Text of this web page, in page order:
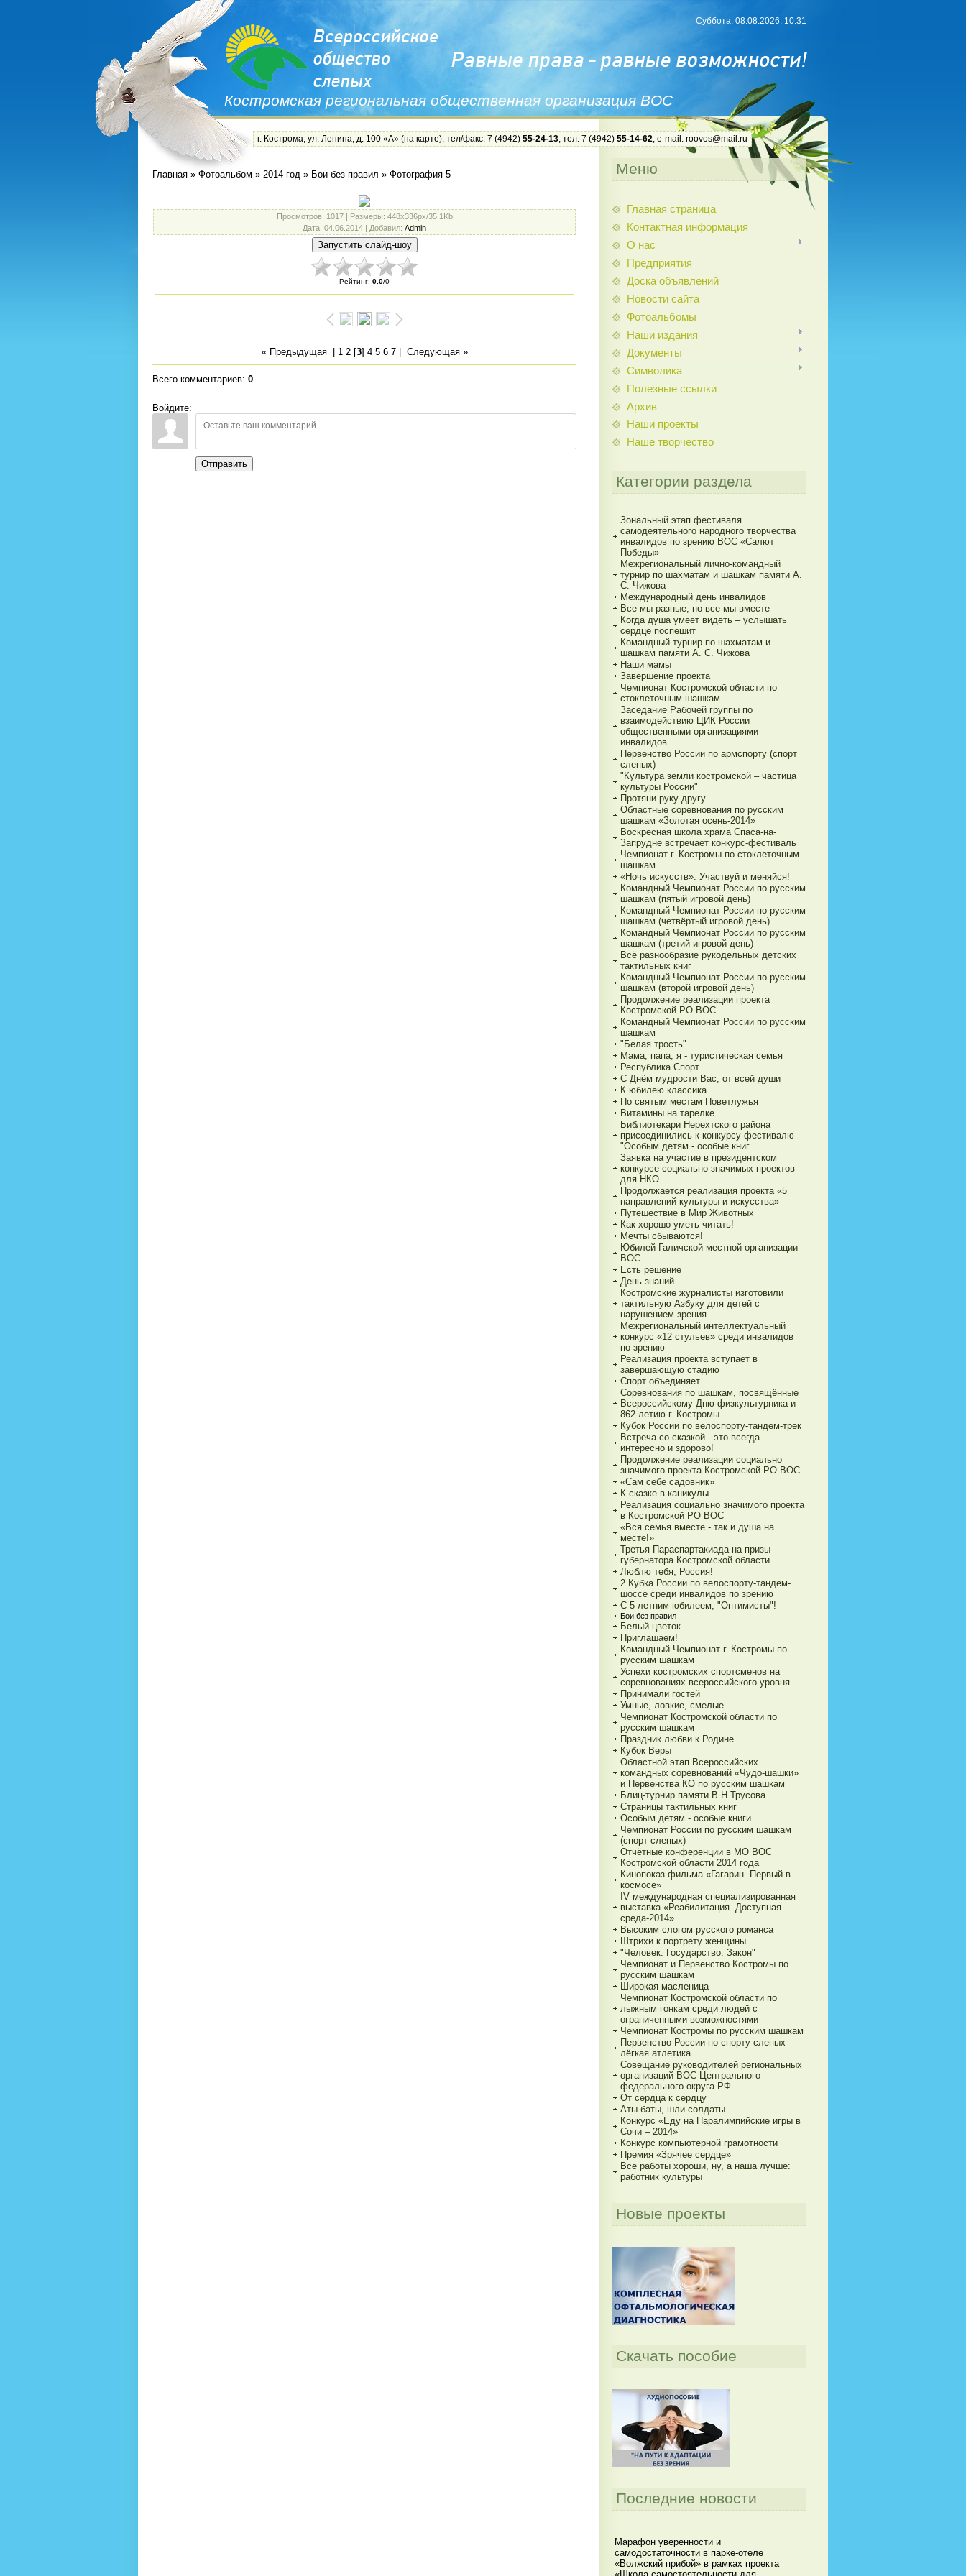
Костромская региональная общественная организация ВОС
Суббота, 08.08.2026, 10:31
г. Кострома, ул. Ленина, д. 100 «А» (на карте), тел/факс: 7 (4942) 55-24-13, тел: 7 (4942) 55-14-62, e-mail: roovos@mail.ru
Главная » Фотоальбом » 2014 год » Бои без правил » Фотография 5
Просмотров: 1017 | Размеры: 448x336px/35.1Kb
Дата: 04.06.2014 | Добавил: Admin
Рейтинг: 0.0/0
« Предыдущая| 1 2[3] 4 5 6 7| Следующая »
Всего комментариев: 0
Войдите:
Отправить
Меню
Главная страница
Контактная информация
О нас
Предприятия
Доска объявлений
Новости сайта
Фотоальбомы
Наши издания
Документы
Символика
Полезные ссылки
Архив
Наши проекты
Наше творчество
Категории раздела
Зональный этап фестиваля
самодеятельного народного творчества
инвалидов по зрению ВОС «Салют
Победы»
Межрегиональный лично-командный
турнир по шахматам и шашкам памяти А.
С. Чижова
Международный день инвалидов
Все мы разные, но все мы вместе
Когда душа умеет видеть – услышать
сердце поспешит
Командный турнир по шахматам и
шашкам памяти А. С. Чижова
Наши мамы
Завершение проекта
Чемпионат Костромской области по
стоклеточным шашкам
Заседание Рабочей группы по
взаимодействию ЦИК России
общественными организациями
инвалидов
Первенство России по армспорту (спорт
слепых)
"Культура земли костромской – частица
культуры России"
Протяни руку другу
Областные соревнования по русским
шашкам «Золотая осень-2014»
Воскресная школа храма Спаса-на-
Запрудне встречает конкурс-фестиваль
Чемпионат г. Костромы по стоклеточным
шашкам
«Ночь искусств». Участвуй и меняйся!
Командный Чемпионат России по русским
шашкам (пятый игровой день)
Командный Чемпионат России по русским
шашкам (четвёртый игровой день)
Командный Чемпионат России по русским
шашкам (третий игровой день)
Всё разнообразие рукодельных детских
тактильных книг
Командный Чемпионат России по русским
шашкам (второй игровой день)
Продолжение реализации проекта
Костромской РО ВОС
Командный Чемпионат России по русским
шашкам
"Белая трость"
Мама, папа, я - туристическая семья
Республика Спорт
С Днём мудрости Вас, от всей души
К юбилею классика
По святым местам Поветлужья
Витамины на тарелке
Библиотекари Нерехтского района
присоединились к конкурсу-фестивалю
"Особым детям - особые книг...
Заявка на участие в президентском
конкурсе социально значимых проектов
для НКО
Продолжается реализация проекта «5
направлений культуры и искусства»
Путешествие в Мир Животных
Как хорошо уметь читать!
Мечты сбываются!
Юбилей Галичской местной организации
ВОС
Есть решение
День знаний
Костромские журналисты изготовили
тактильную Азбуку для детей с
нарушением зрения
Межрегиональный интеллектуальный
конкурс «12 стульев» среди инвалидов
по зрению
Реализация проекта вступает в
завершающую стадию
Спорт объединяет
Соревнования по шашкам, посвящённые
Всероссийскому Дню физкультурника и
862-летию г. Костромы
Кубок России по велоспорту-тандем-трек
Встреча со сказкой - это всегда
интересно и здорово!
Продолжение реализации социально
значимого проекта Костромской РО ВОС
«Сам себе садовник»
К сказке в каникулы
Реализация социально значимого проекта
в Костромской РО ВОС
«Вся семья вместе - так и душа на
месте!»
Третья Параспартакиада на призы
губернатора Костромской области
Люблю тебя, Россия!
2 Кубка России по велоспорту-тандем-
шоссе среди инвалидов по зрению
С 5-летним юбилеем, "Оптимисты"!
Бои без правил
Белый цветок
Приглашаем!
Командный Чемпионат г. Костромы по
русским шашкам
Успехи костромских спортсменов на
соревнованиях всероссийского уровня
Принимали гостей
Умные, ловкие, смелые
Чемпионат Костромской области по
русским шашкам
Праздник любви к Родине
Кубок Веры
Областной этап Всероссийских
командных соревнований «Чудо-шашки»
и Первенства КО по русским шашкам
Блиц-турнир памяти В.Н.Трусова
Страницы тактильных книг
Особым детям - особые книги
Чемпионат России по русским шашкам
(спорт слепых)
Отчётные конференции в МО ВОС
Костромской области 2014 года
Кинопоказ фильма «Гагарин. Первый в
космосе»
IV международная специализированная
выставка «Реабилитация. Доступная
среда-2014»
Высоким слогом русского романса
Штрихи к портрету женщины
"Человек. Государство. Закон"
Чемпионат и Первенство Костромы по
русским шашкам
Широкая масленица
Чемпионат Костромской области по
лыжным гонкам среди людей с
ограниченными возможностями
Чемпионат Костромы по русским шашкам
Первенство России по спорту слепых –
лёгкая атлетика
Совещание руководителей региональных
организаций ВОС Центрального
федерального округа РФ
От сердца к сердцу
Аты-баты, шли солдаты…
Конкурс «Еду на Паралимпийские игры в
Сочи – 2014»
Конкурс компьютерной грамотности
Премия «Зрячее сердце»
Все работы хороши, ну, а наша лучше:
работник культуры
Новые проекты
Скачать пособие
Последние новости
Марафон уверенности и
самодостаточности в парке-отеле
«Волжский прибой» в рамках проекта